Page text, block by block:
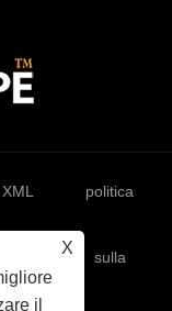
X
il
XML politica
sulla